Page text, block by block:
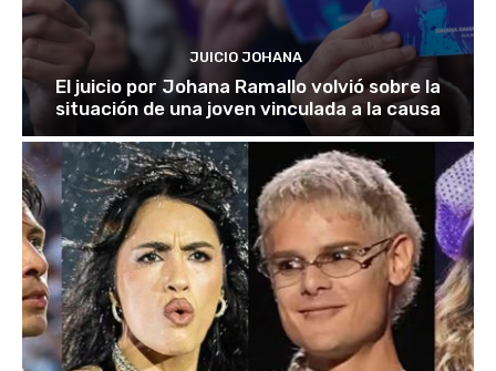
JUICIO JOHANA
El juicio por Johana Ramallo volvió sobre la
situación de una joven vinculada a la causa